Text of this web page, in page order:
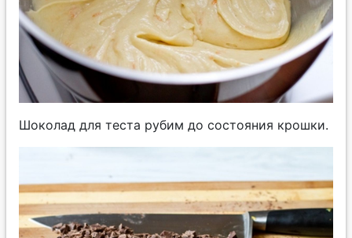
Шоколад для теста рубим до состояния крошки.